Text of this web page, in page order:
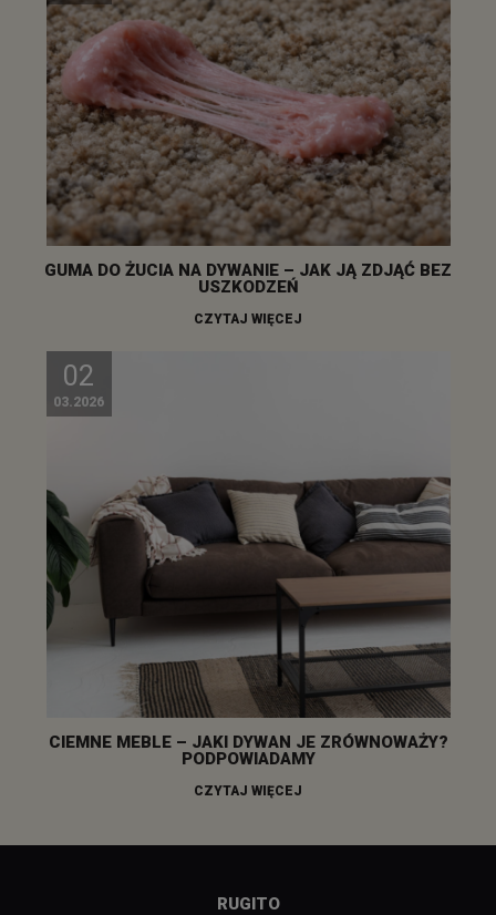
GUMA DO ŻUCIA NA DYWANIE – JAK JĄ ZDJĄĆ BEZ
USZKODZEŃ
CZYTAJ WIĘCEJ
02
03.2026
CIEMNE MEBLE – JAKI DYWAN JE ZRÓWNOWAŻY?
PODPOWIADAMY
CZYTAJ WIĘCEJ
RUGITO